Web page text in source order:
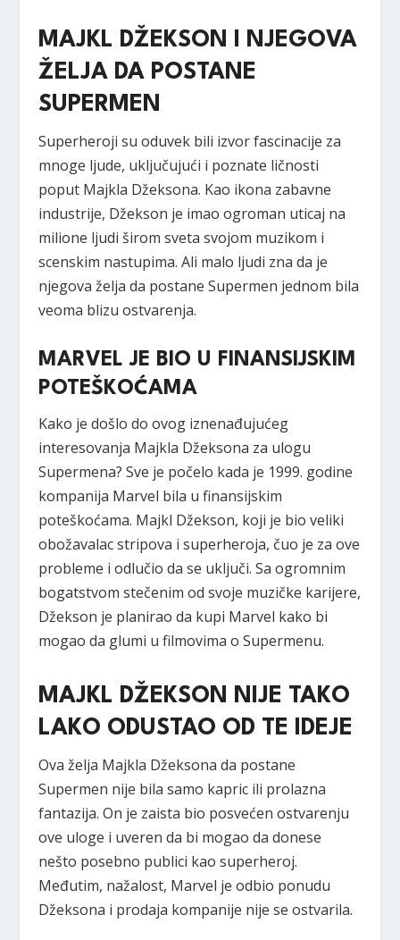
MAJKL DŽEKSON I NJEGOVA
ŽELJA DA POSTANE
SUPERMEN
Superheroji su oduvek bili izvor fascinacije za
mnoge ljude, uključujući i poznate ličnosti
poput Majkla Džeksona. Kao ikona zabavne
industrije, Džekson je imao ogroman uticaj na
milione ljudi širom sveta svojom muzikom i
scenskim nastupima. Ali malo ljudi zna da je
njegova želja da postane Supermen jednom bila
veoma blizu ostvarenja.
MARVEL JE BIO U FINANSIJSKIM
POTEŠKOĆAMA
Kako je došlo do ovog iznenađujućeg
interesovanja Majkla Džeksona za ulogu
Supermena? Sve je počelo kada je 1999. godine
kompanija Marvel bila u finansijskim
poteškoćama. Majkl Džekson, koji je bio veliki
obožavalac stripova i superheroja, čuo je za ove
probleme i odlučio da se uključi. Sa ogromnim
bogatstvom stečenim od svoje muzičke karijere,
Džekson je planirao da kupi Marvel kako bi
mogao da glumi u filmovima o Supermenu.
MAJKL DŽEKSON NIJE TAKO
LAKO ODUSTAO OD TE IDEJE
Ova želja Majkla Džeksona da postane
Supermen nije bila samo kapric ili prolazna
fantazija. On je zaista bio posvećen ostvarenju
ove uloge i uveren da bi mogao da donese
nešto posebno publici kao superheroj.
Međutim, nažalost, Marvel je odbio ponudu
Džeksona i prodaja kompanije nije se ostvarila.